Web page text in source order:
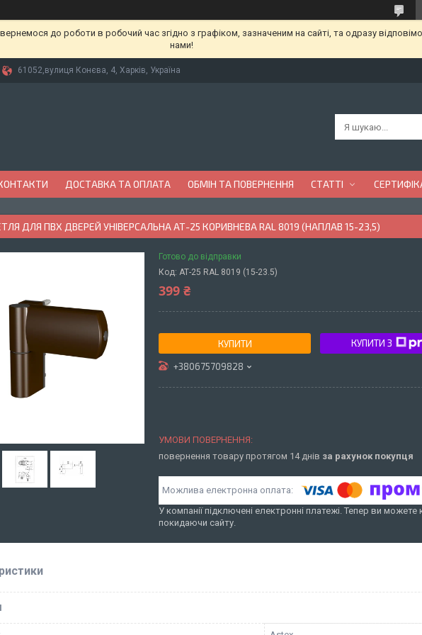
до роботи в робочий час згідно з графіком, зазначеним на сайті, та одразу
нами!
61052,вулиця Конєва, 4, Харків, Україна
ДОСТАВКА ТА ОПЛАТА ОБМІН ТА ПОВЕРНЕННЯ СТАТТІ
ДЛЯ ПВХ ДВЕРЕЙ УНІВЕРСАЛЬНА АТ-25 КОРИВНЕВА RAL 8019 (НАПЛАВ 15-23,5)
Готово до відправки
Код: АТ-25 RAL 8019 (15-23.5)
399 ₴
КУПИТИ КУПИТИ З
+380675709828
повернення товару протягом 14 днів за рахунок покупця
У компанії підключені електронні платежі. Тепер ви
покидаючи сайту.